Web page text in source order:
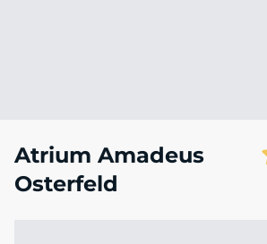
Atrium Amadeus
Osterfeld